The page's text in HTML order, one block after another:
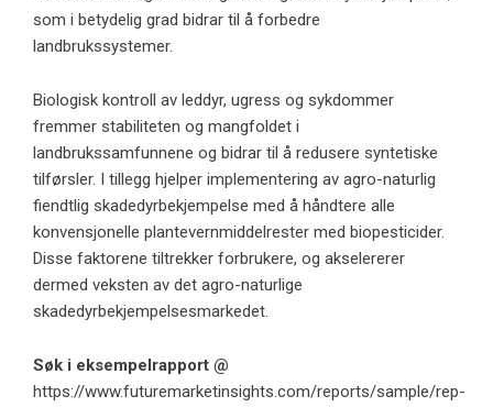
som i betydelig grad bidrar til å forbedre
landbrukssystemer.
Biologisk kontroll av leddyr, ugress og sykdommer
fremmer stabiliteten og mangfoldet i
landbrukssamfunnene og bidrar til å redusere syntetiske
tilførsler. I tillegg hjelper implementering av agro-naturlig
fiendtlig skadedyrbekjempelse med å håndtere alle
konvensjonelle plantevernmiddelrester med biopesticider.
Disse faktorene tiltrekker forbrukere, og akselererer
dermed veksten av det agro-naturlige
skadedyrbekjempelsesmarkedet.
Søk i eksempelrapport @
https://www.futuremarketinsights.com/reports/sample/rep-